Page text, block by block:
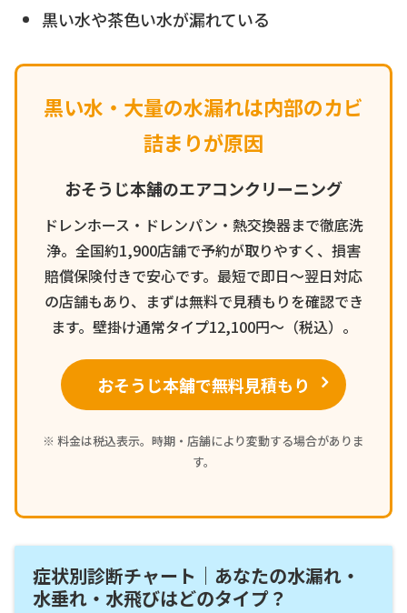
黒い水や茶色い水が漏れている
黒い水・大量の水漏れは内部のカビ
詰まりが原因
おそうじ本舗のエアコンクリーニング
ドレンホース・ドレンパン・熱交換器まで徹底洗
浄。全国約1,900店舗で予約が取りやすく、損害
賠償保険付きで安心です。最短で即日〜翌日対応
の店舗もあり、まずは無料で見積もりを確認でき
ます。壁掛け通常タイプ12,100円〜（税込）。
おそうじ本舗で無料見積もり
※ 料金は税込表示。時期・店舗により変動する場合がありま
す。
症状別診断チャート｜あなたの水漏れ・
水垂れ・水飛びはどのタイプ？